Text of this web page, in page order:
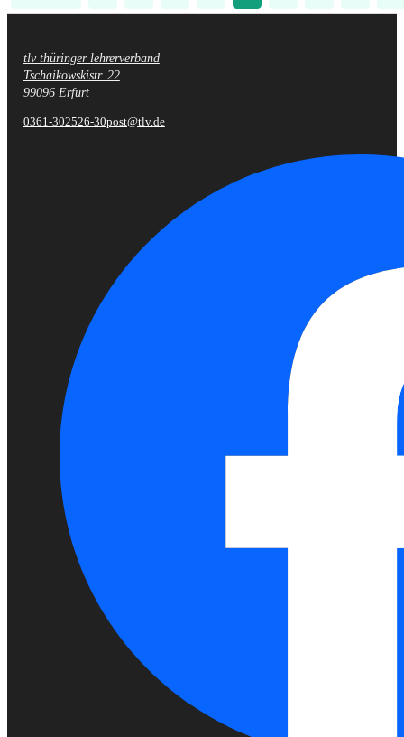
Fußzeile
tlv thüringer lehrerverband
Tschaikowskistr. 22
99096 Erfurt
0361-302526-30post@tlv.de